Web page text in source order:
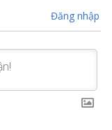
Đăng nhập